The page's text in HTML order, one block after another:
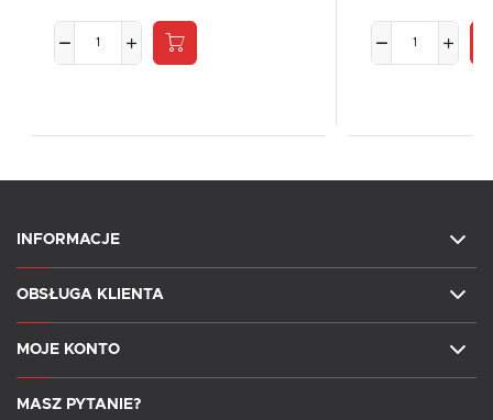
INFORMACJE
OBSŁUGA KLIENTA
MOJE KONTO
MASZ PYTANIE?